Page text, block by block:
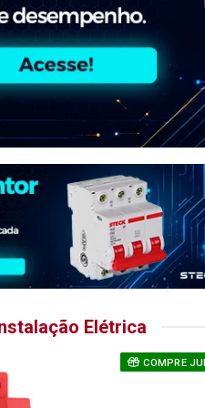
Elétrica
COMPRE